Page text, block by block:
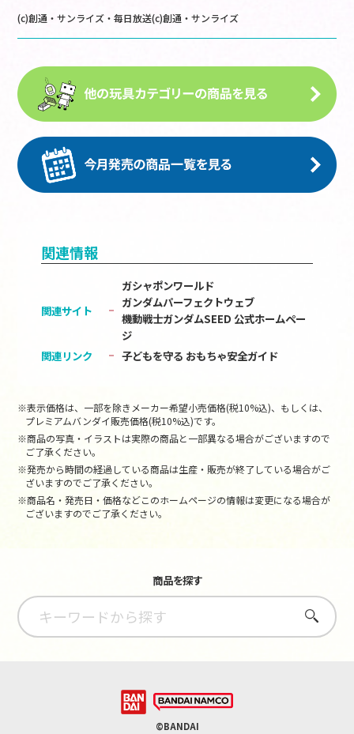
(c)創通・サンライズ・毎日放送(c)創通・サンライズ
関連情報
関連サイト
ガシャポンワールド
ガンダムパーフェクトウェブ
機動戦士ガンダムSEED 公式ホームペー
ジ
関連リンク
子どもを守る おもちゃ安全ガイド
※表示価格は、一部を除きメーカー希望小売価格(税10%込)、もしくは、
プレミアムバンダイ販売価格(税10%込)です。
※商品の写真・イラストは実際の商品と一部異なる場合がございますので
ご了承ください。
※発売から時間の経過している商品は生産・販売が終了している場合がご
ざいますのでご了承ください。
※商品名・発売日・価格などこのホームページの情報は変更になる場合が
ございますのでご了承ください。
商品を探す
さがす
©BANDAI